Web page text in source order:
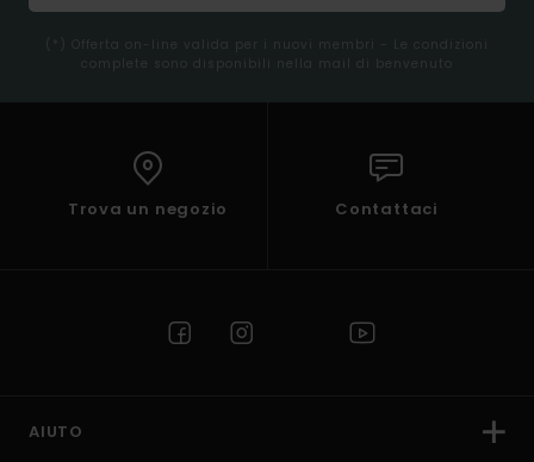
(*) Offerta on-line valida per i nuovi membri - Le condizioni
complete sono disponibili nella mail di benvenuto
Trova un negozio Contattaci
AIUTO